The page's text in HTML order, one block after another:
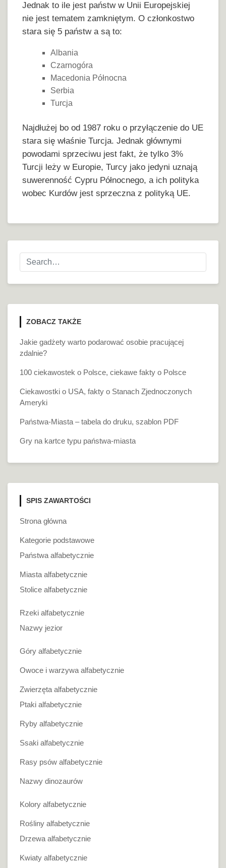
Jednak to ile jest państw w Unii Europejskiej
nie jest tematem zamkniętym. O członkostwo
stara się 5 państw a są to:
Albania
Czarnogóra
Macedonia Północna
Serbia
Turcja
Najdłużej bo od 1987 roku o przyłączenie do UE
stara się właśnie Turcja. Jednak głównymi
powodami sprzeciwu jest fakt, że tylko 3%
Turcji leży w Europie, Turcy jako jedyni uznają
suwerenność Cypru Północnego, a ich polityka
wobec Kurdów jest sprzeczna z polityką UE.
ZOBACZ TAKŻE
Jakie gadżety warto podarować osobie pracującej
zdalnie?
100 ciekawostek o Polsce, ciekawe fakty o Polsce
Ciekawostki o USA, fakty o Stanach Zjednoczonych
Ameryki
Państwa-Miasta – tabela do druku, szablon PDF
Gry na kartce typu państwa-miasta
SPIS ZAWARTOŚCI
Strona główna
Kategorie podstawowe
Państwa alfabetycznie
Miasta alfabetycznie
Stolice alfabetycznie
Rzeki alfabetycznie
Nazwy jezior
Góry alfabetycznie
Owoce i warzywa alfabetycznie
Zwierzęta alfabetycznie
Ptaki alfabetycznie
Ryby alfabetycznie
Ssaki alfabetycznie
Rasy psów alfabetycznie
Nazwy dinozaurów
Kolory alfabetycznie
Rośliny alfabetycznie
Drzewa alfabetycznie
Kwiaty alfabetycznie